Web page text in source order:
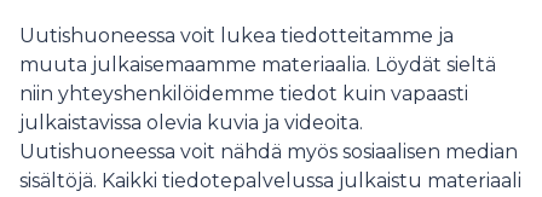
Uutishuoneessa voit lukea tiedotteitamme ja
muuta julkaisemaamme materiaalia. Löydät sieltä
niin yhteyshenkilöidemme tiedot kuin vapaasti
julkaistavissa olevia kuvia ja videoita.
Uutishuoneessa voit nähdä myös sosiaalisen median
sisältöjä. Kaikki tiedotepalvelussa julkaistu materiaali